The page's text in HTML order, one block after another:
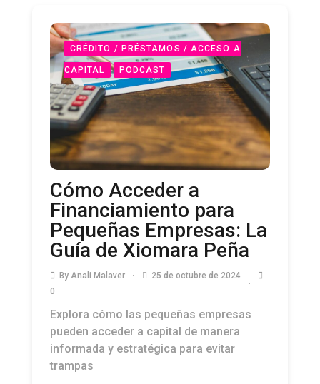
CRÉDITO / PRÉSTAMOS / ACCESO A
CAPITAL PODCAST
Cómo Acceder a
Financiamiento para
Pequeñas Empresas: La
Guía de Xiomara Peña
By Anali Malaver
25 de octubre de 2024
0
Explora cómo las pequeñas empresas
pueden acceder a capital de manera
informada y estratégica para evitar
trampas